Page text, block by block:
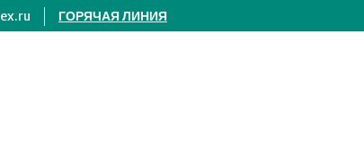
ГОРЯЧАЯ ЛИНИЯ